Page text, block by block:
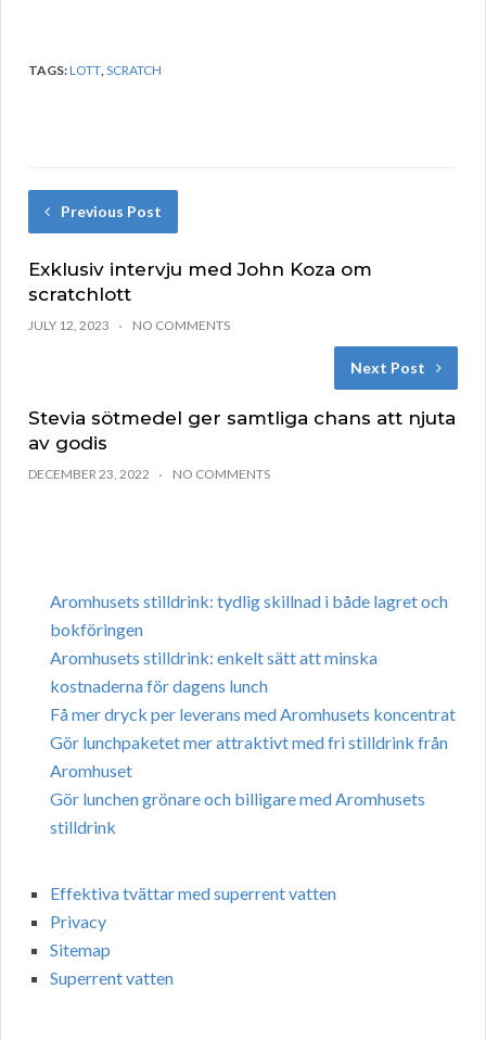
TAGS:LOTT,SCRATCH
Previous Post
Exklusiv intervju med John Koza om
scratchlott
JULY 12, 2023 NO COMMENTS
Next Post
Stevia sötmedel ger samtliga chans att njuta
av godis
DECEMBER 23, 2022 NO COMMENTS
Aromhusets stilldrink: tydlig skillnad i både lagret och
bokföringen
Aromhusets stilldrink: enkelt sätt att minska
kostnaderna för dagens lunch
Få mer dryck per leverans med Aromhusets koncentrat
Gör lunchpaketet mer attraktivt med fri stilldrink från
Aromhuset
Gör lunchen grönare och billigare med Aromhusets
stilldrink
Effektiva tvättar med superrent vatten
Privacy
Sitemap
Superrent vatten